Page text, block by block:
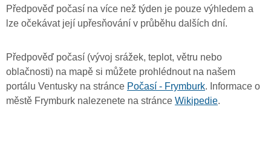
Předpověď počasí na více než týden je pouze výhledem a
lze očekávat její upřesňování v průběhu dalších dní.
Předpověď počasí (vývoj srážek, teplot, větru nebo
oblačnosti) na mapě si můžete prohlédnout na našem
portálu Ventusky na stránce Počasí - Frymburk. Informace o
městě Frymburk nalezenete na stránce Wikipedie.